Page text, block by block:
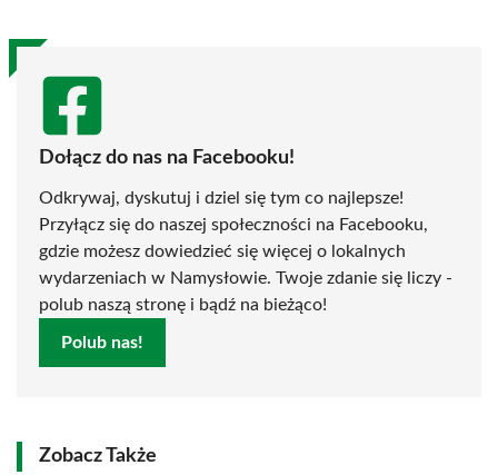
Dołącz do nas na Facebooku!
Odkrywaj, dyskutuj i dziel się tym co najlepsze!
Przyłącz się do naszej społeczności na Facebooku,
gdzie możesz dowiedzieć się więcej o lokalnych
wydarzeniach w Namysłowie. Twoje zdanie się liczy -
polub naszą stronę i bądź na bieżąco!
Polub nas!
Zobacz Także